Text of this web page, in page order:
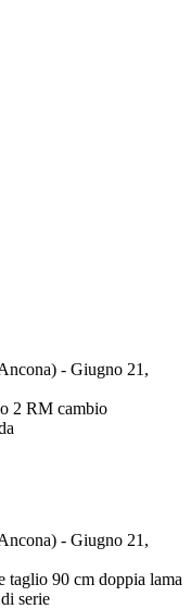
- Giugno 21,
2 RM cambio
- Giugno 21,
taglio 90 cm doppia lama
serie